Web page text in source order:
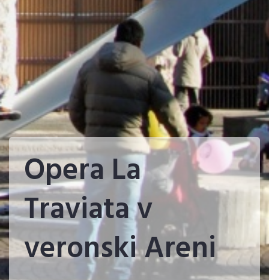
Opera La
Traviata v
veronski Areni